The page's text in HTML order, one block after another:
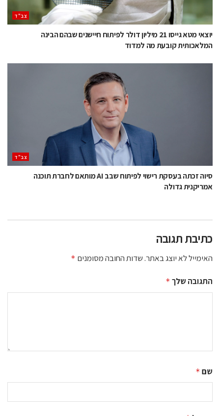
‫צב"ד‬
יוצאי מטא גייסו 21 מיליון דולר לפיתוח חיישנים שבהם הבינה
המלאכותית קובעת מה למדוד
‫צב"ד‬
סיוה זכתה בעסקת רישוי לפיתוח שבב AI מותאם לחברת תוכנה
אמריקנית גדולה
כתיבת תגובה
האימייל לא יוצג באתר.שדות החובה מסומנים *
התגובה שלך *
שם *